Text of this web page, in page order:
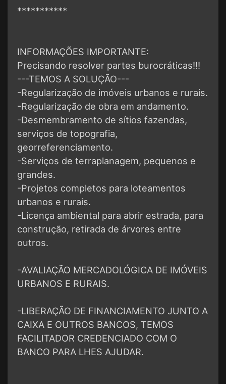
***********
INFORMAÇÕES IMPORTANTE:
Precisando resolver partes burocráticas!!!
---TEMOS A SOLUÇÃO---
-Regularização de imóveis urbanos e rurais.
-Regularização de obra em andamento.
-Desmembramento de sítios fazendas,
serviços de topografia,
georreferenciamento.
-Serviços de terraplanagem, pequenos e
grandes.
-Projetos completos para loteamentos
urbanos e rurais.
-Licença ambiental para abrir estrada, para
construção, retirada de árvores entre
outros.
-AVALIAÇÃO MERCADOLÓGICA DE IMÓVEIS
URBANOS E RURAIS.
-LIBERAÇÃO DE FINANCIAMENTO JUNTO A
CAIXA E OUTROS BANCOS, TEMOS
FACILITADOR CREDENCIADO COM O
BANCO PARA LHES AJUDAR.